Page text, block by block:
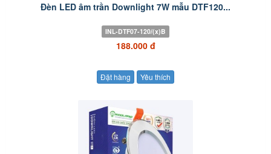
Đèn LED âm trần Downlight 7W mẫu DTF120...
INL-DTF07-120/(x)B
188.000 đ
Đặt hàng Yêu thích